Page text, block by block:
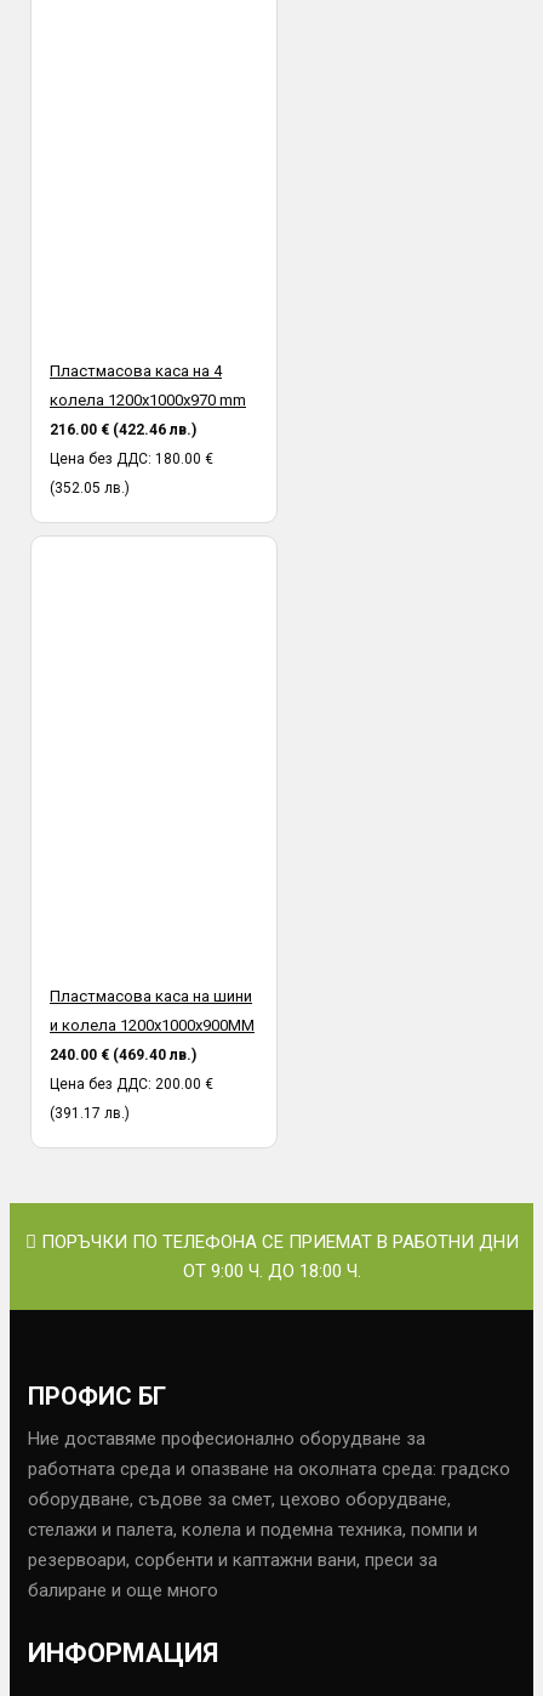
Пластмасова каса на 4
колела 1200x1000х970 mm
216.00 € (422.46 лв.)
Цена без ДДС: 180.00 €
(352.05 лв.)
Пластмасова каса на шини
и колела 1200х1000х900MM
240.00 € (469.40 лв.)
Цена без ДДС: 200.00 €
(391.17 лв.)
ПОРЪЧКИ ПО ТЕЛЕФОНА СЕ ПРИЕМАТ В РАБОТНИ ДНИ
ОТ 9:00 Ч. ДО 18:00 Ч.
ПРОФИС БГ
Ние доставяме професионално оборудване за
работната среда и опазване на околната среда: градско
оборудване, съдове за смет, цехово оборудване,
стелажи и палета, колела и подемна техника, помпи и
резервоари, сорбенти и каптажни вани, преси за
балиране и още много
ИНФОРМАЦИЯ